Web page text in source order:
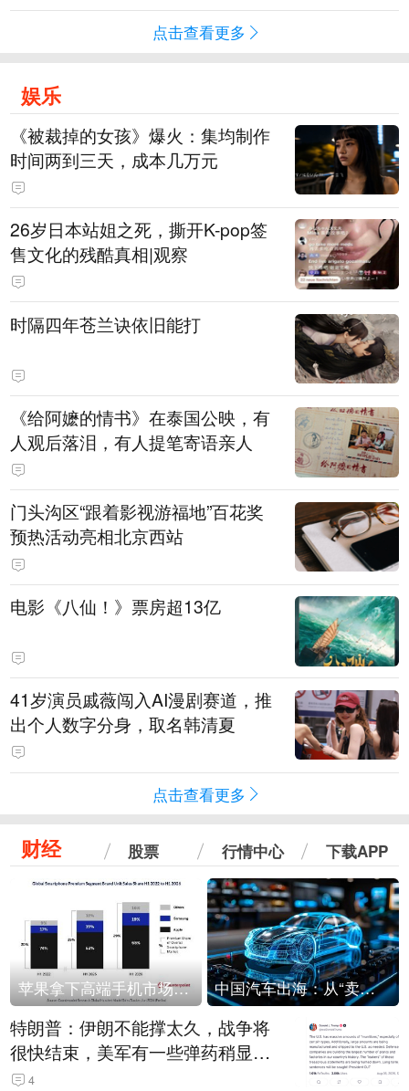
点击查看更多
娱乐
《被裁掉的女孩》爆火：集均制作
时间两到三天，成本几万元
​26岁日本站姐之死，撕开K-pop签
售文化的残酷真相|观察
时隔四年苍兰诀依旧能打
《给阿嬷的情书》在泰国公映，有
人观后落泪，有人提笔寄语亲人
门头沟区“跟着影视游福地”百花奖
预热活动亮相北京西站
电影《八仙！》票房超13亿
41岁演员戚薇闯入AI漫剧赛道，推
出个人数字分身，取名韩清夏
点击查看更多
财经 股票 行情中心 下载APP
苹果拿下高端手机市场65%的份额：iPhone 17系列功不可没 中国汽车出海：从“卖出去”到“走进去”
特朗普：伊朗不能撑太久，战争将
很快结束，美军有一些弹药稍显紧
张！伊朗公布拟议的海峡管理文本
4